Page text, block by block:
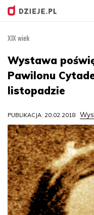
XIX wiek
Wystawa
Pawilonu
listopadzie
PUBLIKACJA: 20.02.2018